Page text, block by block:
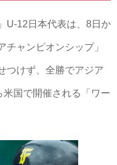
U-12日本代表は、8日か
チャンピオンシップ」
つけず、全勝でアジア
国で開催される「ワー